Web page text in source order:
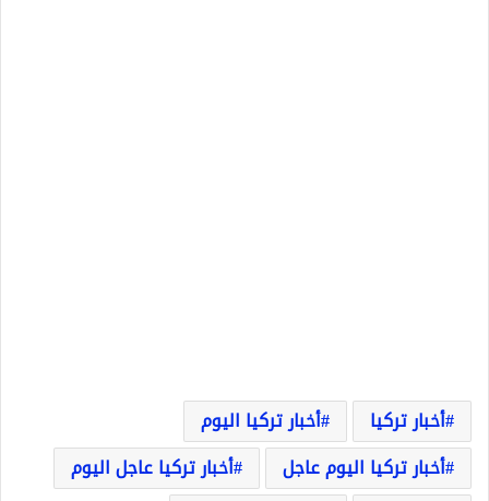
أخبار تركيا
أخبار تركيا اليوم
أخبار تركيا اليوم عاجل
أخبار تركيا عاجل اليوم